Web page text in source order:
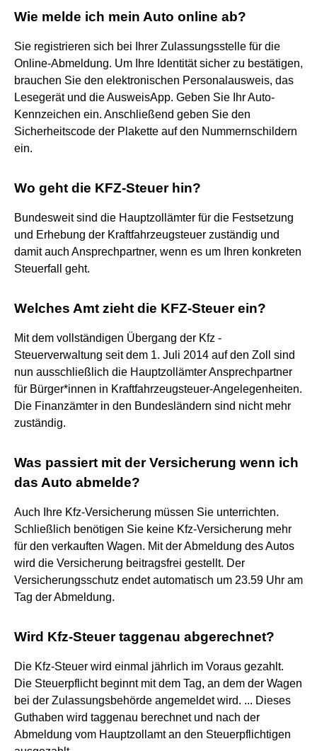
Wie melde ich mein Auto online ab?
Sie registrieren sich bei Ihrer Zulassungsstelle für die
Online-Abmeldung. Um Ihre Identität sicher zu bestätigen,
brauchen Sie den elektronischen Personalausweis, das
Lesegerät und die AusweisApp. Geben Sie Ihr Auto-
Kennzeichen ein. Anschließend geben Sie den
Sicherheitscode der Plakette auf den Nummernschildern
ein.
Wo geht die KFZ-Steuer hin?
Bundesweit sind die Hauptzollämter für die Festsetzung
und Erhebung der Kraftfahrzeugsteuer zuständig und
damit auch Ansprechpartner, wenn es um Ihren konkreten
Steuerfall geht.
Welches Amt zieht die KFZ-Steuer ein?
Mit dem vollständigen Übergang der Kfz -
Steuerverwaltung seit dem 1. Juli 2014 auf den Zoll sind
nun ausschließlich die Hauptzollämter Ansprechpartner
für Bürger*innen in Kraftfahrzeugsteuer-Angelegenheiten.
Die Finanzämter in den Bundesländern sind nicht mehr
zuständig.
Was passiert mit der Versicherung wenn ich
das Auto abmelde?
Auch Ihre Kfz-Versicherung müssen Sie unterrichten.
Schließlich benötigen Sie keine Kfz-Versicherung mehr
für den verkauften Wagen. Mit der Abmeldung des Autos
wird die Versicherung beitragsfrei gestellt. Der
Versicherungsschutz endet automatisch um 23.59 Uhr am
Tag der Abmeldung.
Wird Kfz-Steuer taggenau abgerechnet?
Die Kfz-Steuer wird einmal jährlich im Voraus gezahlt.
Die Steuerpflicht beginnt mit dem Tag, an dem der Wagen
bei der Zulassungsbehörde angemeldet wird. ... Dieses
Guthaben wird taggenau berechnet und nach der
Abmeldung vom Hauptzollamt an den Steuerpflichtigen